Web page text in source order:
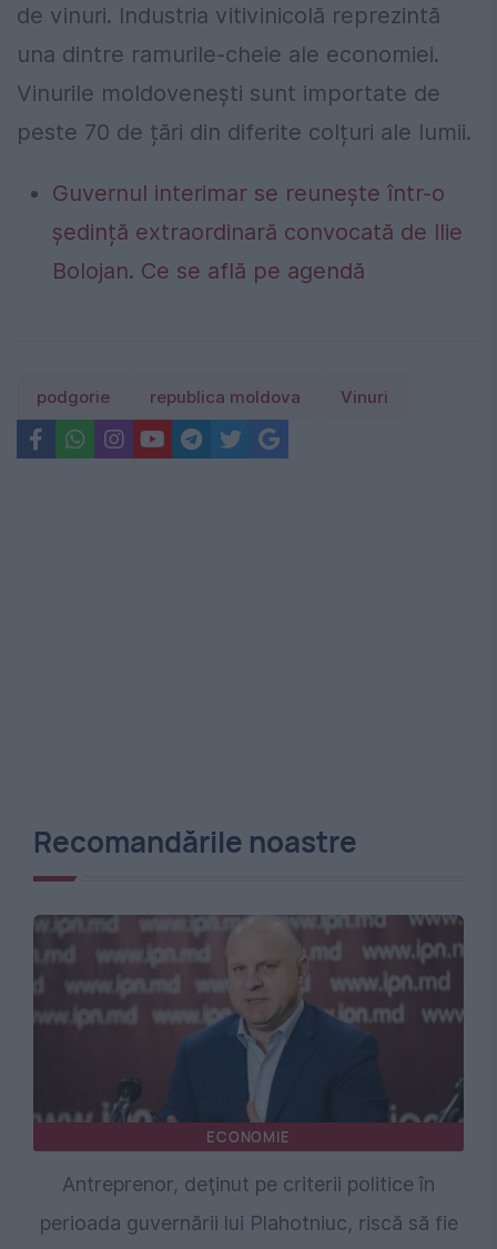
de vinuri. Industria vitivinicolă reprezintă
una dintre ramurile-cheie ale economiei.
Vinurile moldovenești sunt importate de
peste 70 de țări din diferite colțuri ale lumii.
Guvernul interimar se reunește într-o
ședință extraordinară convocată de Ilie
Bolojan. Ce se află pe agendă
podgorie republica moldova Vinuri
Recomandările noastre
ECONOMIE
Antreprenor, deţinut pe criterii politice în
perioada guvernării lui Plahotniuc, riscă să fie